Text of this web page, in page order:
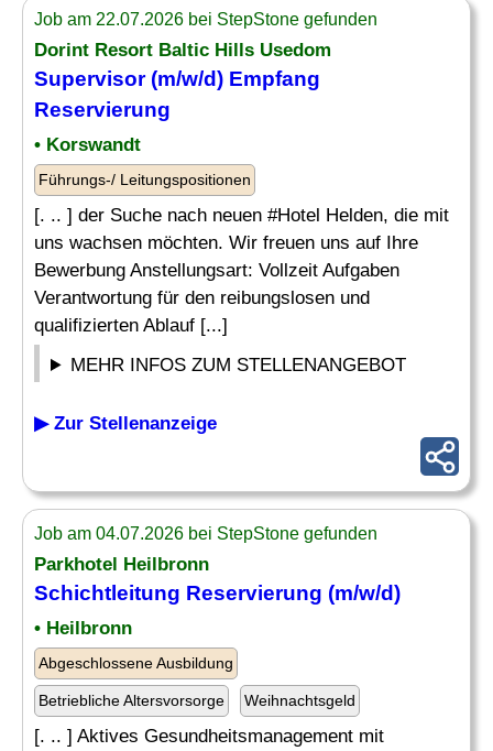
Job am 22.07.2026 bei StepStone gefunden
Dorint Resort Baltic Hills Usedom
Supervisor (m/w/d) Empfang
Reservierung
• Korswandt
Führungs-/ Leitungspositionen
[. .. ] der Suche nach neuen #Hotel Helden, die mit
uns wachsen möchten. Wir freuen uns auf Ihre
Bewerbung Anstellungsart: Vollzeit Aufgaben
Verantwortung für den reibungslosen und
qualifizierten Ablauf [...]
MEHR INFOS ZUM STELLENANGEBOT
▶ Zur Stellenanzeige
Job am 04.07.2026 bei StepStone gefunden
Parkhotel Heilbronn
Schichtleitung Reservierung (m/w/d)
• Heilbronn
Abgeschlossene Ausbildung
Betriebliche Altersvorsorge Weihnachtsgeld
[. .. ] Aktives Gesundheitsmanagement mit